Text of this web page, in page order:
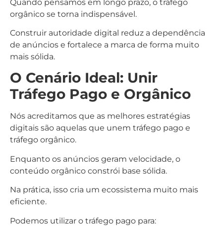
Quando pensamos em longo prazo, o tráfego
orgânico se torna indispensável.
Construir autoridade digital reduz a dependência
de anúncios e fortalece a marca de forma muito
mais sólida.
O Cenário Ideal: Unir
Tráfego Pago e Orgânico
Nós acreditamos que as melhores estratégias
digitais são aquelas que unem tráfego pago e
tráfego orgânico.
Enquanto os anúncios geram velocidade, o
conteúdo orgânico constrói base sólida.
Na prática, isso cria um ecossistema muito mais
eficiente.
Podemos utilizar o tráfego pago para: